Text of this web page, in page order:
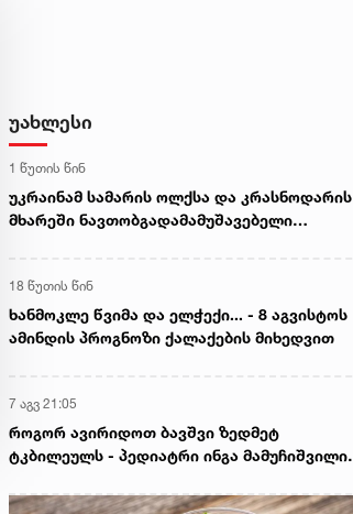
უახლესი
1 წუთის წინ
უკრაინამ სამარის ოლქსა და კრასნოდარის
მხარეში ნავთობგადამამუშავებელი
18 წუთის წინ
ხანმოკლე წვიმა და ელჭექი... - 8 აგვისტოს
ამინდის პროგნოზი ქალაქების მიხედვით
7 აგვ 21:05
როგორ ავირიდოთ ბავშვი ზედმეტ
ტკბილეულს - პედიატრი ინგა მამუჩიშვილი